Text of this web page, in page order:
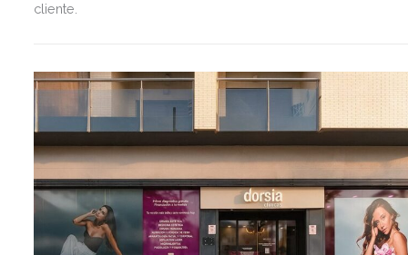
cliente.